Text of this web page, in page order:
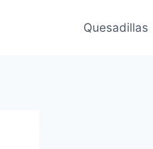
Quesadillas